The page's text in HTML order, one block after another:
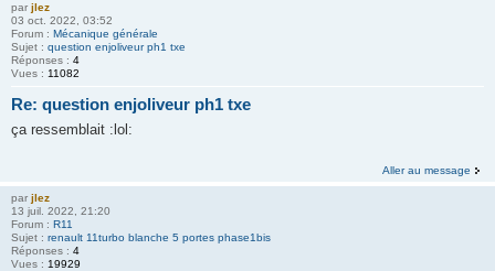
par jlez
03 oct. 2022, 03:52
Forum : Mécanique générale
Sujet : question enjoliveur ph1 txe
Réponses : 4
Vues : 11082
Re: question enjoliveur ph1 txe
ça ressemblait :lol:
Aller au message
par jlez
13 juil. 2022, 21:20
Forum : R11
Sujet : renault 11turbo blanche 5 portes phase1bis
Réponses : 4
Vues : 19929